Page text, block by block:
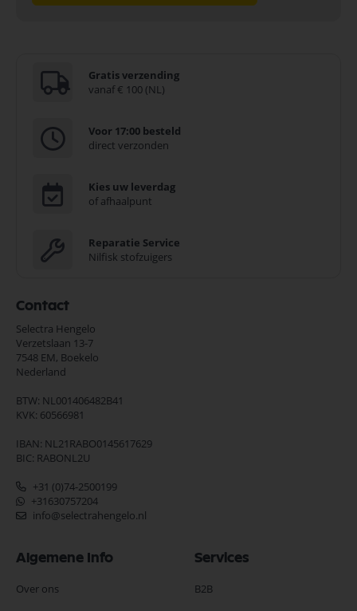
Gratis verzending
vanaf € 100 (NL)
Voor 17:00 besteld
direct verzonden
Kies uw leverdag
of afhaalpunt
Reparatie Service
Nilfisk stofzuigers
Contact
Selectra Hengelo
Verzetslaan 13-7
7548 EM, Boekelo
Nederland
BTW: NL001406482B41
KVK: 60566981
IBAN: NL21RABO0145617629
BIC: RABONL2U
+31 (0)74-2500199
+31630757204
info@selectrahengelo.nl
Algemene Info
Over ons
Services
B2B